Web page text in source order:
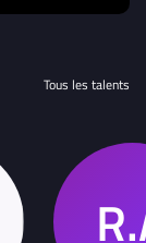
Tous les talents